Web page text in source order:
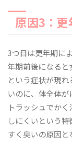
原因3：更
3つ目は更年期に
年期前後になる
という症状が現
いのに、体全体
トラッシュでか
しにくいという
すく臭いの原因と